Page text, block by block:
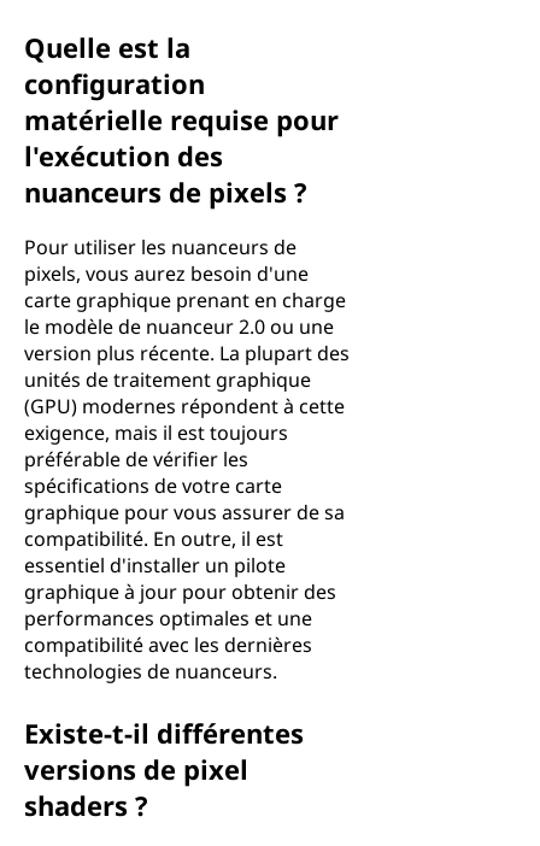
Quelle est la
configuration
matérielle requise pour
l'exécution des
nuanceurs de pixels ?
Pour utiliser les nuanceurs de
pixels, vous aurez besoin d'une
carte graphique prenant en charge
le modèle de nuanceur 2.0 ou une
version plus récente. La plupart des
unités de traitement graphique
(GPU) modernes répondent à cette
exigence, mais il est toujours
préférable de vérifier les
spécifications de votre carte
graphique pour vous assurer de sa
compatibilité. En outre, il est
essentiel d'installer un pilote
graphique à jour pour obtenir des
performances optimales et une
compatibilité avec les dernières
technologies de nuanceurs.
Existe-t-il différentes
versions de pixel
shaders ?